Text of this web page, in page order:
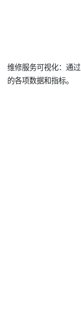
维修服务可视化：通
的各项数据和指标。